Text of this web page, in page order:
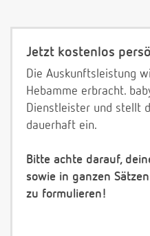
Jetzt kostenlos
Die Auskunftsleistung
Hebamme erbracht.
Dienstleister und stellt
dauerhaft ein.
Bitte achte darauf,
sowie in ganzen
zu formulieren!